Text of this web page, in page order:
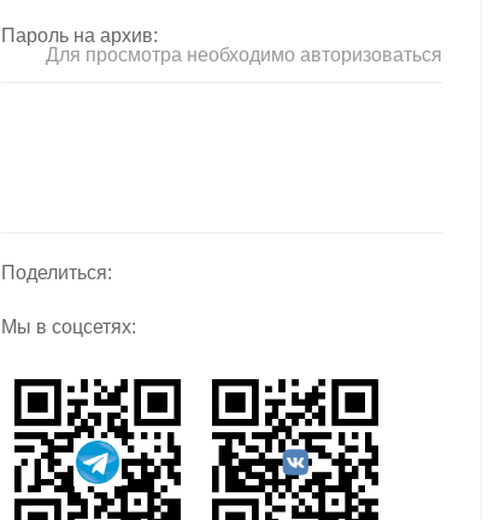
Пароль на архив:
Для просмотра необходимо авторизоваться
Поделиться:
Мы в соцсетях: